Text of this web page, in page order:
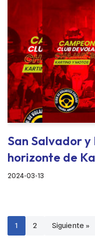
San Salvador y
horizonte de
2024-03-13
1 2 Siguiente »